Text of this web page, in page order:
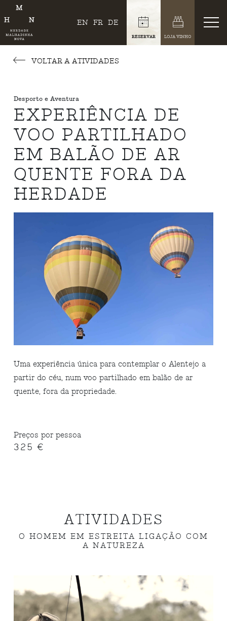
EN FR DE
RESERVAR LOJA VINHO
VOLTAR A ATIVIDADES
Desporto e Aventura
EXPERIÊNCIA DE
VOO PARTILHADO
EM BALÃO DE AR
QUENTE FORA DA
HERDADE
Uma experiência única para contemplar o Alentejo a
partir do céu, num voo partilhado em balão de ar
quente, fora da propriedade.
Preços por pessoa
325 €
ATIVIDADES
O HOMEM EM ESTREITA LIGAÇÃO COM
A NATUREZA